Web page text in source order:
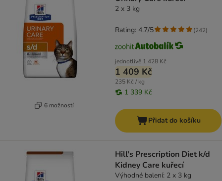
6 možností
2 x 3 kg
jednotlivě 1 428 Kč
1 409 Kč
235 Kč / kg
1 339 Kč
Rating: 4.7/5 (242)
Přidat do košíku
Hill's Prescription Diet k/d
Kidney Care kuřecí
Výhodné balení: 2 x 3 kg